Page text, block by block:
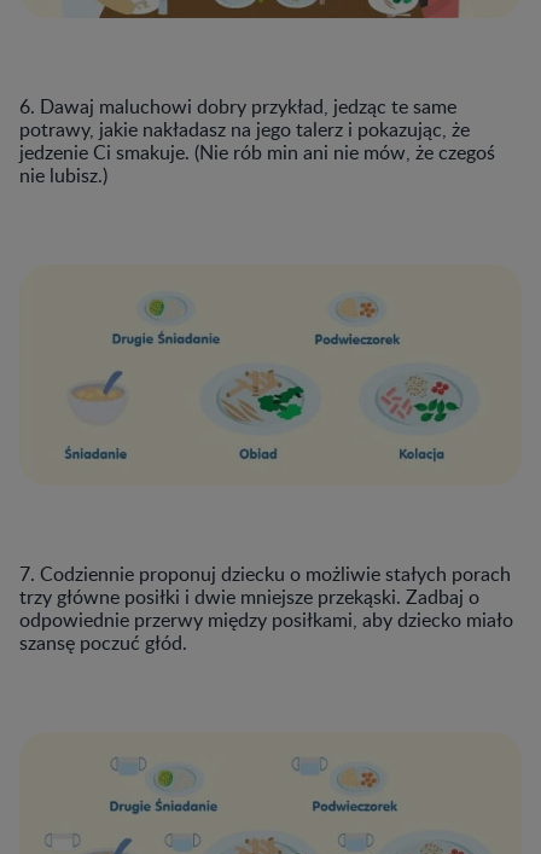
6. Dawaj maluchowi dobry przykład, jedząc te same
potrawy, jakie nakładasz na jego talerz i pokazując, że
jedzenie Ci smakuje. (Nie rób min ani nie mów, że czegoś
nie lubisz.)
7. Codziennie proponuj dziecku o możliwie stałych porach
trzy główne posiłki i dwie mniejsze przekąski. Zadbaj o
odpowiednie przerwy między posiłkami, aby dziecko miało
szansę poczuć głód.